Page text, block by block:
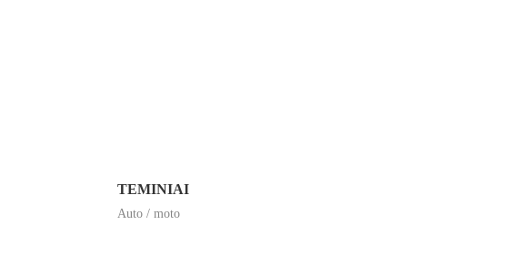
TEMINIAI
Auto / moto